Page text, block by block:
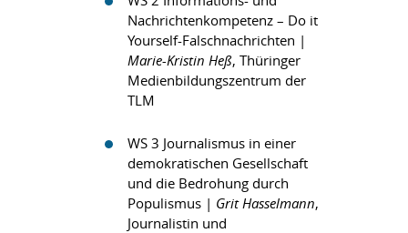
Nachrichtenkompetenz – Do it
Yourself-Falschnachrichten |
Marie-Kristin Heß, Thüringer
Medienbildungszentrum der
TLM
WS 3 Journalismus in einer
demokratischen Gesellschaft
und die Bedrohung durch
Populismus | Grit Hasselmann,
Journalistin und